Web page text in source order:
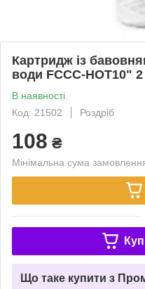
Картридж із
води FCCС-HOT10"
В наявності
Код: 21502
Роздріб
108 ₴
Мінімальна сума
Що таке купити з